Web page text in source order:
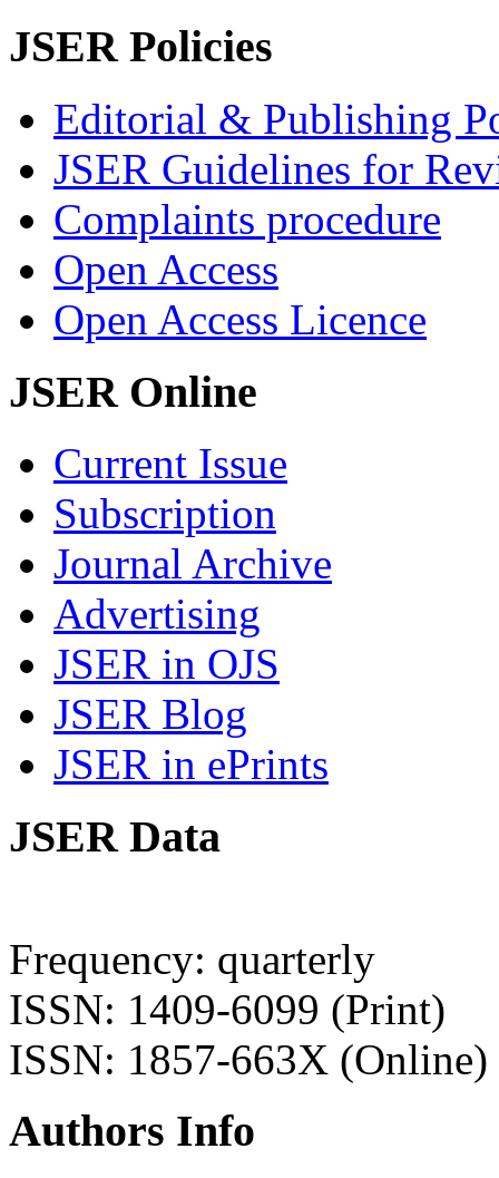
JSER Policies
Editorial & Publishing
JSER Guidelines for
Complaints procedure
Open Access
Open Access Licence
JSER Online
Current Issue
Subscription
Journal Archive
Advertising
JSER in OJS
JSER Blog
JSER in ePrints
JSER Data
Frequency: quarterly
ISSN: 1409-6099 (Print)
ISSN: 1857-663X (Online)
Authors Info